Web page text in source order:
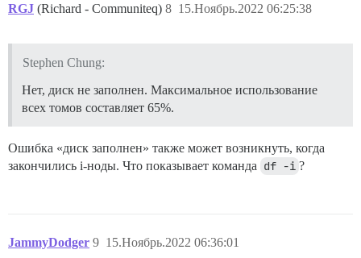
RGJ (Richard - Communiteq) 15.Ноябрь.2022 06:25:38
8
Stephen Chung:
Нет, диск не заполнен. Максимальное использование
всех томов составляет 65%.
Ошибка «диск заполнен» также может возникнуть, когда
закончились i-ноды. Что показывает команда df -i ?
JammyDodger 15.Ноябрь.2022 06:36:01
9